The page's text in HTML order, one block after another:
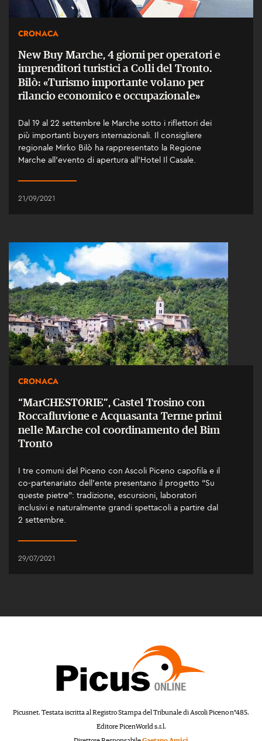
CRONACA
New Buy Marche, 4 giorni per operatori e
imprenditori turistici a Colli del Tronto.
Bilò: «Turismo importante volano per
rilancio economico e occupazionale»
Dal 19 al 22 settembre le Marche sotto i riflettori dei
più importanti buyers internazionali. Il consigliere
regionale Mirko Bilò ha rappresentato la Regione
Marche all’evento di apertura all’Hotel Il Casale.
21/09/2021
CRONACA
“MarCHESTORIE”, Castel Trosino con
Roccafluvione e Acquasanta Terme primi
nelle Marche col coordinamento del Bim
Tronto
I tre comuni del Piceno con Ascoli Piceno capofila e il
co-partenariato dell’ente presentano il progetto “Su
queste pietre”: tradizione, escursioni, laboratori
inclusivi e naturalmente grandi spettacoli a partire dal
2 settembre.
29/07/2021
Picusnet. Testata iscritta al Registro Stampa del Tribunale di Ascoli Piceno n°485.
Editore PicenWorld s.r.l.